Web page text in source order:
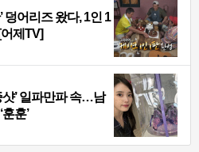
덩어리즈 왔다, 1인 1
제TV]
샷’ 일파만파 속…남
훈’